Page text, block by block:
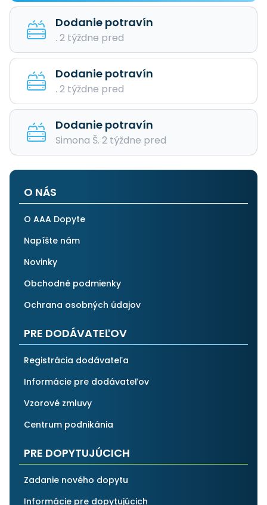
Dodanie potravín
. 2 týždne pred
Dodanie potravín
. 2 týždne pred
Dodanie potravín
Simona Š. 2 týždne pred
O NÁS
O AAA Dopyte
Napíšte nám
Novinky
Obchodné podmienky
Ochrana osobných údajov
PRE DODÁVATEĽOV
Registrácia dodávateľa
Informácie pre dodávateľov
Vzorové zmluvy
Centrum podnikánia
PRE DOPYTUJÚCICH
Zadanie nového dopytu
Informácie pre dopytujúcich